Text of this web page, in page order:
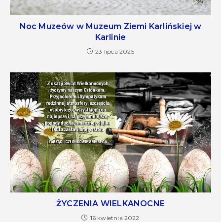
Noc Muzeów w Muzeum Ziemi Karlińskiej w
Karlinie
23 lipca 2025
ŻYCZENIA WIELKANOCNE
16 kwietnia 2022